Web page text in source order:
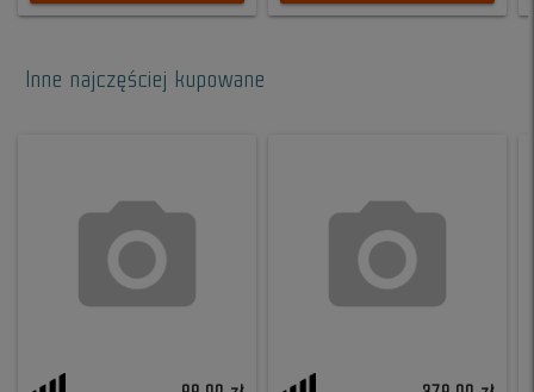
Inne najczęściej kupowane